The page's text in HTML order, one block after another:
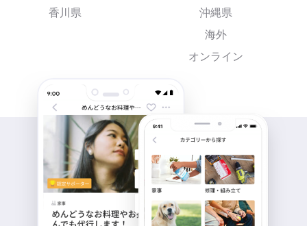
香川県
沖縄県
海外
オンライン